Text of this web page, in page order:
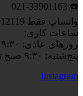
☎️ 021-33901163
واتساپ فقط 09121012119
ساعات کاری:
روزهای عادی: ۹:۳۰ صبح تا ۶ عصر
پنج‌شنبه: ۹:۳۰ صبح تا ۲ ظهر
Instagram